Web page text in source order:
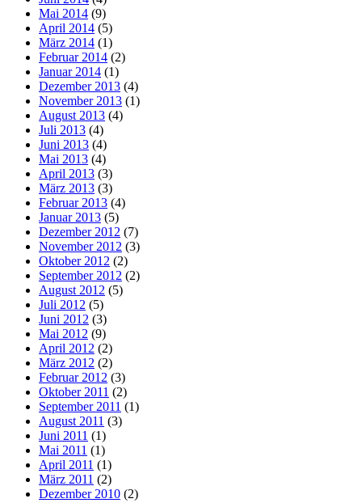
Mai 2014 (9)
April 2014 (5)
März 2014 (1)
Februar 2014 (2)
Januar 2014 (1)
Dezember 2013 (4)
November 2013 (1)
August 2013 (4)
Juli 2013 (4)
Juni 2013 (4)
Mai 2013 (4)
April 2013 (3)
März 2013 (3)
Februar 2013 (4)
Januar 2013 (5)
Dezember 2012 (7)
November 2012 (3)
Oktober 2012 (2)
September 2012 (2)
August 2012 (5)
Juli 2012 (5)
Juni 2012 (3)
Mai 2012 (9)
April 2012 (2)
März 2012 (2)
Februar 2012 (3)
Oktober 2011 (2)
September 2011 (1)
August 2011 (3)
Juni 2011 (1)
Mai 2011 (1)
April 2011 (1)
März 2011 (2)
Dezember 2010 (2)